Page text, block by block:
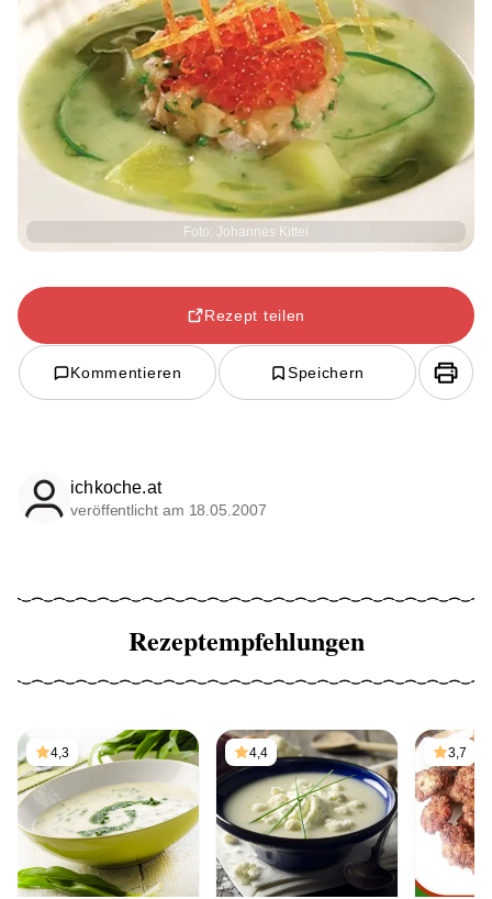
Foto: Johannes Kittel
Rezept teilen
Kommentieren Speichern
ichkoche.at
veröffentlicht am 18.05.2007
Rezeptempfehlungen
4,3 4,4 3,7